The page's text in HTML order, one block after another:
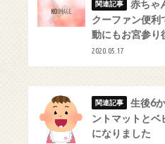
赤ちゃ
クーファン便利
動にもお宮参り
2020.05.17
生後6
ントマットとベ
になりました